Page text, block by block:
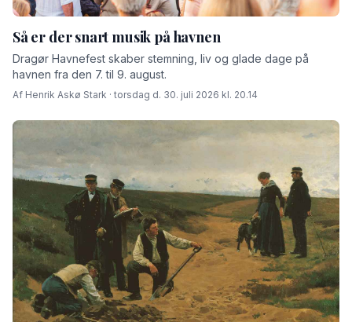
Så er der snart musik på havnen
Dragør Havnefest skaber stemning, liv og glade dage på
havnen fra den 7. til 9. august.
Af Henrik Askø Stark · torsdag d. 30. juli 2026 kl. 20.14